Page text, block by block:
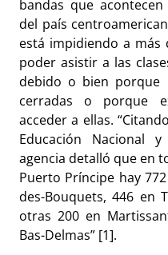
bandas que
del país
está impidiendo a
poder asistir a las
debido o bien porque
cerradas o porque
acceder a ellas.
Educación Nacional
agencia detalló que en
Puerto Príncipe hay
des-Bouquets, 446 en
otras 200 en
Bas-Delmas” [1].